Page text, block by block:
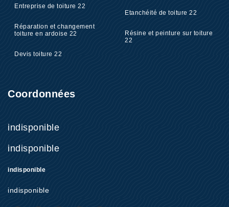
Entreprise de toiture 22
Réparation et changement
toiture en ardoise 22
Devis toiture 22
Etanchéité de toiture 22
Résine et peinture sur toiture
22
Coordonnées
indisponible
indisponible
indisponible
indisponible